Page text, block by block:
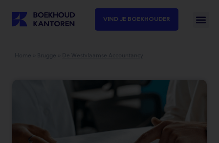
VIND JE BOEKHOUDER